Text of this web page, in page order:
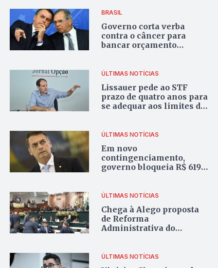
BRASIL
Governo corta verba
contra o câncer para
bancar orçamento
ÚLTIMAS NOTÍCIAS
Lissauer pede ao STF
prazo de quatro anos para
se adequar aos limites de
ÚLTIMAS NOTÍCIAS
Em novo
contingenciamento,
governo bloqueia R$ 619
ÚLTIMAS NOTÍCIAS
Chega à Alego proposta
de Reforma
Administrativa do
ÚLTIMAS NOTÍCIAS